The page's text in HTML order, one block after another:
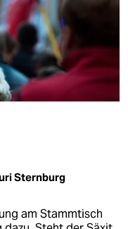
Sternburg
am Stammtisch